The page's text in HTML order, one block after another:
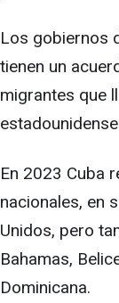
Los gobiernos
tienen un
migrantes que
En 2023 Cuba
nacionales, en
Unidos, pero
Bahamas,
Dominicana.